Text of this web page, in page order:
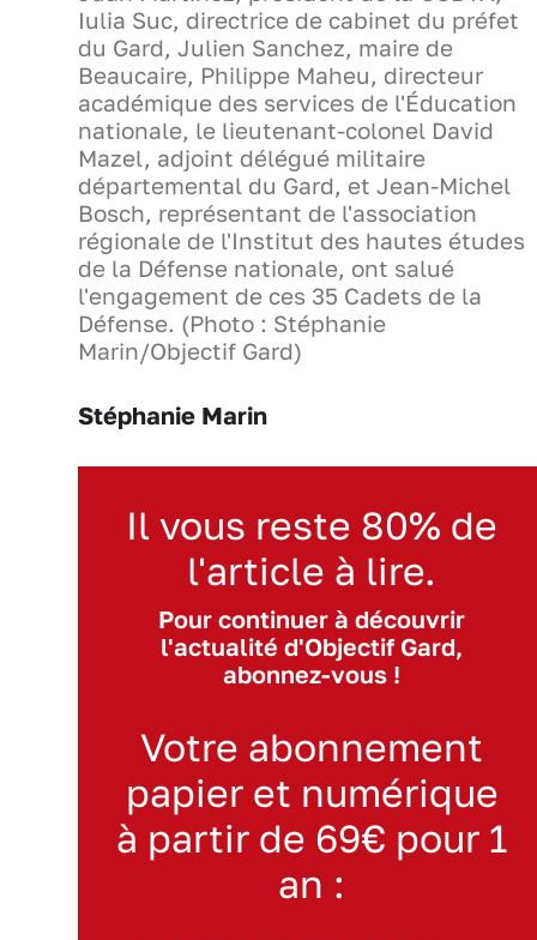
Iulia Suc, directrice de cabinet du préfet
du Gard, Julien Sanchez, maire de
Beaucaire, Philippe Maheu, directeur
académique des services de l'Éducation
nationale, le lieutenant-colonel David
Mazel, adjoint délégué militaire
départemental du Gard, et Jean-Michel
Bosch, représentant de l'association
régionale de l'Institut des hautes études
de la Défense nationale, ont salué
l'engagement de ces 35 Cadets de la
Défense. (Photo : Stéphanie
Marin/Objectif Gard)
Stéphanie Marin
Il vous reste 80% de
l'article à lire.
Pour continuer à découvrir
l'actualité d'Objectif Gard,
abonnez-vous !
Votre abonnement
papier et numérique
à partir de 69€ pour 1
an :